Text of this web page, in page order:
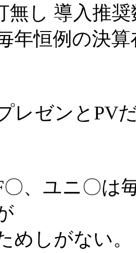
無し 導入推
年恒例の決
レゼンとPV
、ユニ〇は
めしがない。